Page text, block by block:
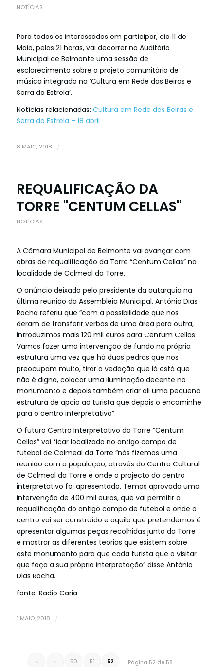
NOTÍCIAS
Para todos os interessados em participar, dia 11 de
Maio, pelas 21 horas, vai decorrer no Auditório
Municipal de Belmonte uma sessão de
esclarecimento sobre o projeto comunitário de
música integrado na ‘Cultura em Rede das Beiras e
Serra da Estrela’.
Notícias relacionadas: Cultura em Rede das Beiras e
Serra da Estrela – 18 abril
8 MAIO, 2018 /
REQUALIFICAÇÃO DA
TORRE "CENTUM CELLAS"
NOTÍCIAS
A Câmara Municipal de Belmonte vai avançar com
obras de requalificação da Torre “Centum Cellas” na
localidade de Colmeal da Torre.
O anúncio deixado pelo presidente da autarquia na
última reunião da Assembleia Municipal. António Dias
Rocha referiu que “com a possibilidade que nos
deram de transferir verbas de uma área para outra,
introduzimos mais 120 mil euros para Centum Cellas.
Vamos fazer uma intervenção de fundo na própria
estrutura uma vez que há duas pedras que nos
preocupam muito, tirar a vedação que lá está que
não é digna, colocar uma iluminação decente no
monumento e depois também criar ali uma pequena
estrutura de apoio ao turista que depois o encaminhe
para o centro interpretativo”.
O futuro Centro Interpretativo da Torre “Centum
Cellas” vai ficar localizado no antigo campo de
futebol de Colmeal da Torre “nós fizemos uma
reunião com a população, através do Centro Cultural
de Colmeal da Torre e onde o projecto do centro
interpretativo foi apresentado. Temos aprovada uma
intervenção de 400 mil euros, que vai permitir a
requalificação do antigo campo de futebol e onde o
centro vai ser construído e aquilo que pretendemos é
apresentar algumas peças recolhidas junto da Torre
e mostrar as diferentes teorias que existem sobre
este monumento para que cada turista que o visitar
que faça a sua própria interpretação” disse António
Dias Rocha.
fonte: Radio Caria
1 MAIO, 2018 /
Página 52 de 58
« ‹ 50 51 52